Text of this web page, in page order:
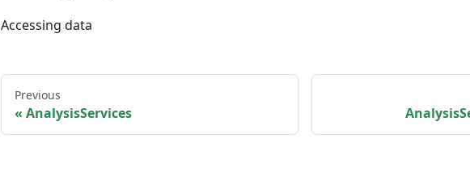
Accessing data
Previous
AnalysisServices